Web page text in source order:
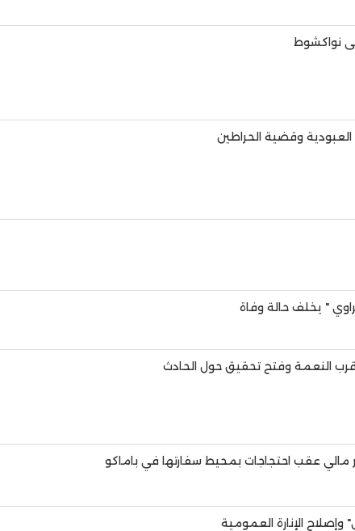
نواكشوط
وقضية الحراطين
" يخلف حالة وفاة
النعمة وفتح تحقيق حول الحادث
مالي عقب احتجاجات بمحيط سفارتها في باماكو
وإصلاح الإنارة العمومية